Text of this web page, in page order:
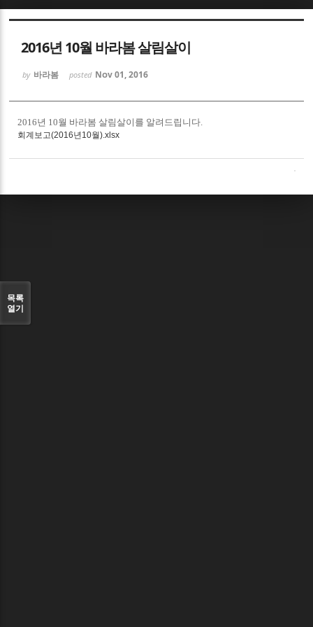
2016년 10월 바라봄 살림살이
by 바라봄 posted Nov 01, 2016
2016년 10월 바라봄 살림살이를 알려드립니다.
회계보고(2016년10월).xlsx
목록
열기
Sketchbook5, 스케치북5
Sketchbook5, 스케치북5